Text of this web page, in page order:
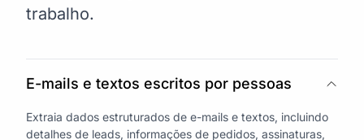
trabalho.
E-mails e textos escritos por pessoas
Extraia dados estruturados de e-mails e textos, incluindo
detalhes de leads, informações de pedidos, assinaturas,